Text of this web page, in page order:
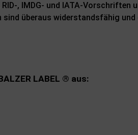
, IMDG- und IATA-Vorschriften
sind überaus widerstandsfähig
LABEL ® aus: